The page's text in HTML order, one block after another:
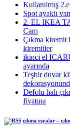
Kullanılmış
Spot ayaklı
2. EL IKEA
Çam
Çıkma kiremit
kiremitler
ikinci el
ayarında
Teşhir duvar
Defolu halı
fiyatına
çıkma eşyalar –